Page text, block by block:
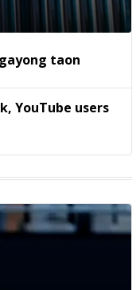
taon
YouTube users